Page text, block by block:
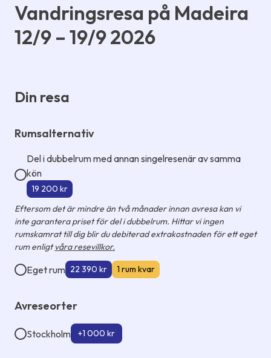
Vandringsresa på Madeira
12/9 – 19/9 2026
Din resa
Rumsalternativ
Del i dubbelrum med annan singelresenär av samma
kön
19 200 kr
Eftersom det är mindre än två månader innan avresa kan vi
inte garantera priset för del i dubbelrum. Hittar vi ingen
rumskamrat till dig blir du debiterad extrakostnaden för ett eget
rum enligtvåra resevillkor.
Eget rum 22 390 kr 1 rum kvar
Avreseorter
Stockholm +1 000 kr